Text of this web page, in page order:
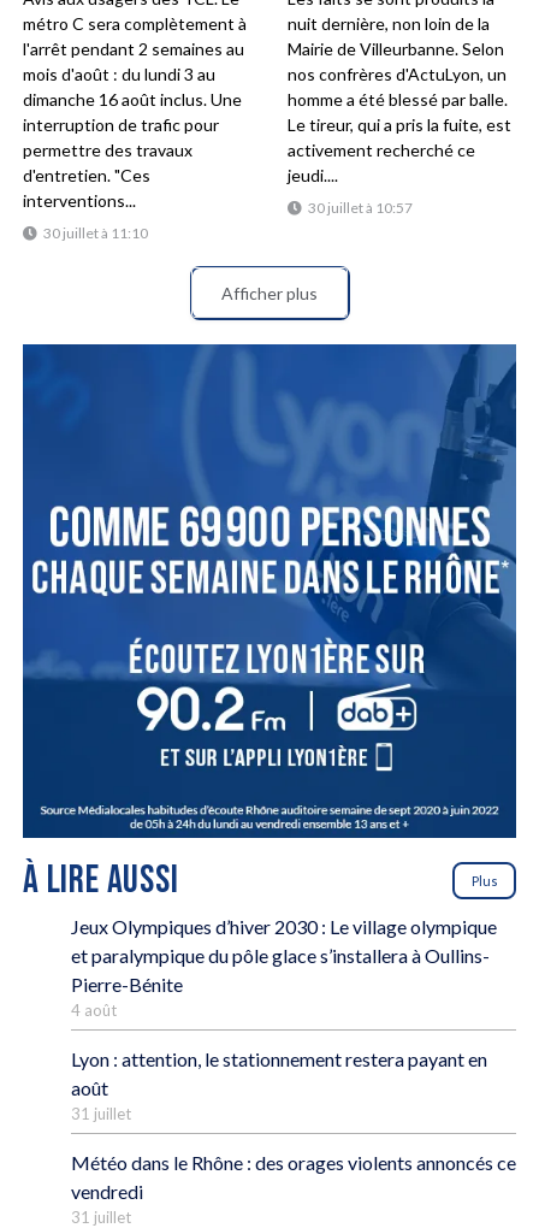
30 juillet à 11:10
métro C sera complètement à
l'arrêt pendant 2 semaines au
mois d'août : du lundi 3 au
dimanche 16 août inclus. Une
interruption de trafic pour
permettre des travaux
d'entretien. "Ces
interventions...
30 juillet à 10:57
nuit dernière, non loin de la
Mairie de Villeurbanne. Selon
nos confrères d'ActuLyon, un
homme a été blessé par balle.
Le tireur, qui a pris la fuite, est
activement recherché ce
jeudi....
Afficher plus
À LIRE AUSSI Plus
Jeux Olympiques d’hiver 2030 : Le village olympique
et paralympique du pôle glace s’installera à Oullins-
Pierre-Bénite
4 août
Lyon : attention, le stationnement restera payant en
août
31 juillet
Météo dans le Rhône : des orages violents annoncés ce
vendredi
31 juillet